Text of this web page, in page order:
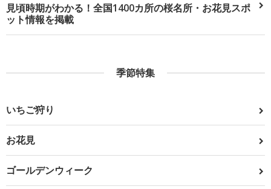
見頃時期がわかる！全国1400カ所の桜名所・お花見スポ
ット情報を掲載
季節特集
いちご狩り
お花見
ゴールデンウィーク